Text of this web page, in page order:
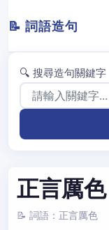
📝 詞語造句
🔍 搜尋造句關鍵字
正言厲色
📝 詞語：正言厲色